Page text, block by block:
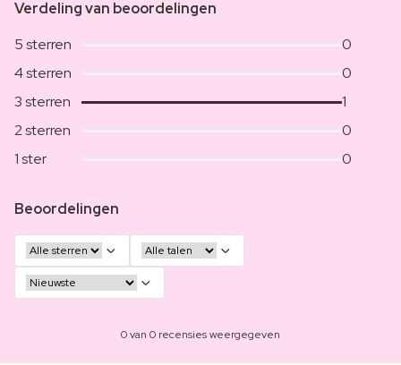
Verdeling van beoordelingen
5 sterren
0
4 sterren
0
3 sterren
1
2 sterren
0
1 ster
0
Beoordelingen
0 van 0 recensies weergegeven